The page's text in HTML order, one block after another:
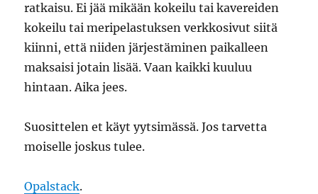
ratkaisu. Ei jää mikään kokeilu tai kavereiden
kokeilu tai meripelastuksen verkkosivut siitä
kiinni, että niiden järjestäminen paikalleen
maksaisi jotain lisää. Vaan kaikki kuuluu
hintaan. Aika jees.
Suosittelen et käyt yytsimässä. Jos tarvetta
moiselle joskus tulee.
Opalstack.